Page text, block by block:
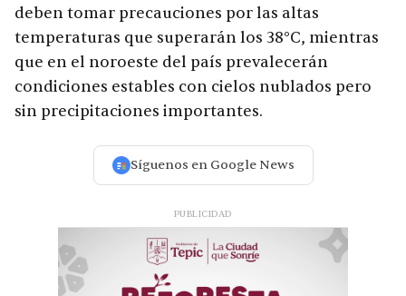
deben tomar precauciones por las altas
temperaturas que superarán los 38°C, mientras
que en el noroeste del país prevalecerán
condiciones estables con cielos nublados pero
sin precipitaciones importantes.
Síguenos en Google News
PUBLICIDAD